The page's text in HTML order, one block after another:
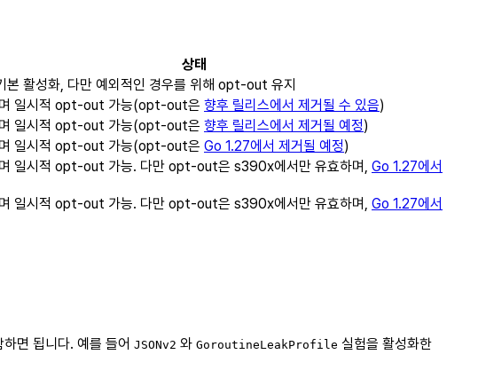
상태
본 활성화, 다만 예외적인 경우를 위해 opt-out 유지
며 일시적 opt-out 가능(opt-out은 향후 릴리스에서 제거될 수 있음)
며 일시적 opt-out 가능(opt-out은 향후 릴리스에서 제거될 예정)
며 일시적 opt-out 가능(opt-out은 Go 1.27에서 제거될 예정)
일시적 opt-out 가능. 다만 opt-out은 s390x에서만 유효하며, Go 1.27에서
일시적 opt-out 가능. 다만 opt-out은 s390x에서만 유효하며, Go 1.27에서
하면 됩니다. 예를 들어 JSONv2 와 GoroutineLeakProfile 실험을 활성화한